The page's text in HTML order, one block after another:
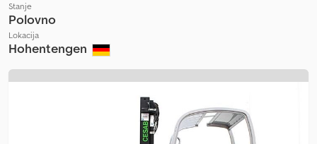
Stanje
Polovno
Lokacija
Hohentengen